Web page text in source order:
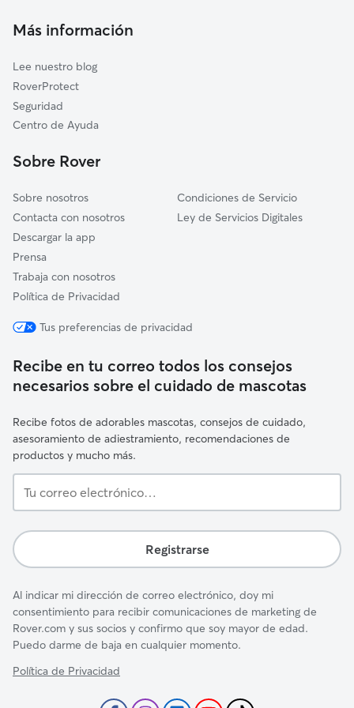
Sant Hipòlit de Voltregà
Santa Eugènia de Berga
Folgueroles
Les Masies de Roda
Taradell
Cuidadores a domicilio en Gurb
Más información
Lee nuestro blog
RoverProtect
Seguridad
Centro de Ayuda
Sobre Rover
Sobre nosotros
Contacta con nosotros
Descargar la app
Prensa
Trabaja con nosotros
Política de Privacidad
Condiciones de Servicio
Ley de Servicios Digitales
Tus preferencias de privacidad
Recibe en tu correo todos los consejos
necesarios sobre el cuidado de mascotas
Recibe fotos de adorables mascotas, consejos de cuidado,
asesoramiento de adiestramiento, recomendaciones de
productos y mucho más.
correo
Registrarse
Al indicar mi dirección de correo electrónico, doy mi
consentimiento para recibir comunicaciones de marketing de
Rover.com y sus socios y confirmo que soy mayor de edad.
Puedo darme de baja en cualquier momento.
Política de Privacidad